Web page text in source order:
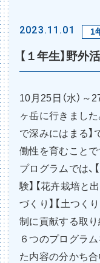
2023.11.01 1
【１年生】野外
10月25日（水）～
ヶ岳に行きまし
で深みにはまる】
働性を育むこと
プログラムでは、
験】【花卉栽培と
づくり】【土つく
制に貢献する取り
６つのプログラ
た内容の分かち合